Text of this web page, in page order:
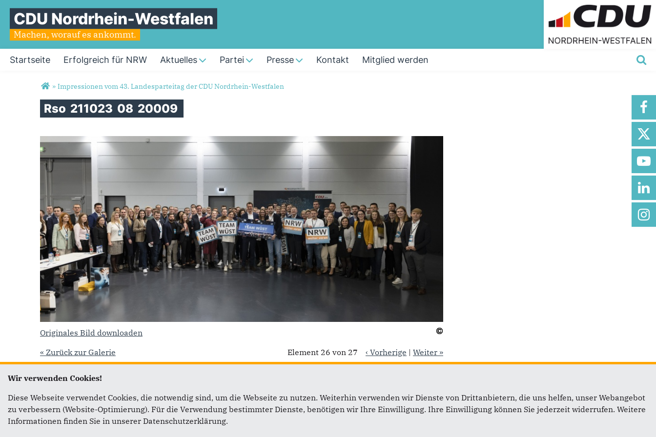
CDU Nordrhein-Westfalen
Machen, worauf es ankommt.
Startseite Erfolgreich für NRW Aktuelles Partei Presse Kontakt Mitglied werden
Sie sind hier
» Impressionen vom 43. Landesparteitag der CDU Nordrhein-Westfalen
Rso 211023 08 20009
Originales Bild downloaden
« Zurück zur Galerie
Element 26 von 27 ‹ Vorherige | Weiter »
Fußbereich
Im Web Links
Wir verwenden Cookies!
Diese Webseite verwendet Cookies, die notwendig sind, um die Webseite zu nutzen. Weiterhin verwenden wir Dienste von Drittanbietern, die uns helfen, unser Webangebot
zu verbessern (Website-Optimierung). Für die Verwendung bestimmter Dienste, benötigen wir Ihre Einwilligung. Ihre Einwilligung können Sie jederzeit widerrufen. Weitere
Informationen finden Sie in unserer Datenschutzerklärung.